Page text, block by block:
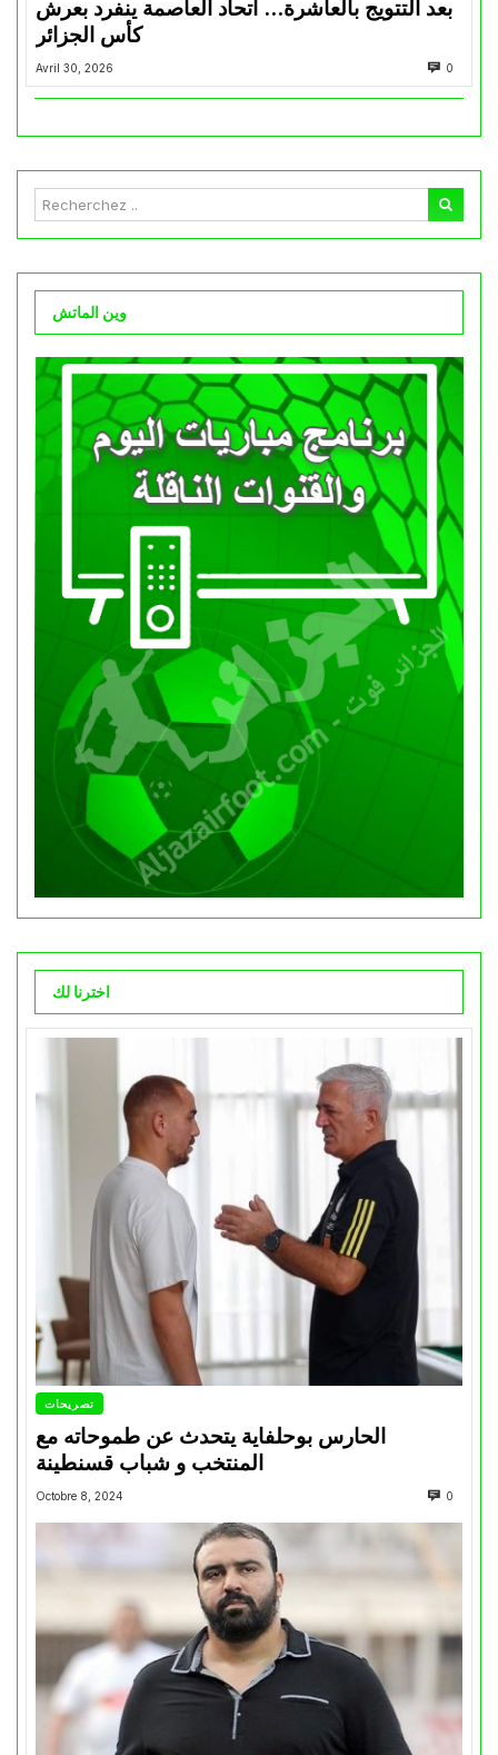
بعد التتويج بالعاشرة… اتحاد العاصمة ينفرد بعرش
كأس الجزائر
Avril 30, 2026 0
وين الماتش
اخترنا لك
تصريحات
الحارس بوحلفاية يتحدث عن طموحاته مع
المنتخب و شباب قسنطينة
Octobre 8, 2024 0